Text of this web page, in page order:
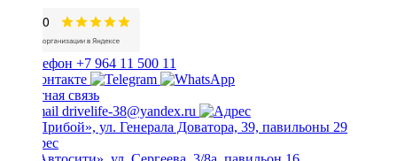
+7 964 11 500 11
Обратная связь
drivelife-38@yandex.ru
ТЦ «Прибой», ул. Генерала Доватора, 39, павильоны 29